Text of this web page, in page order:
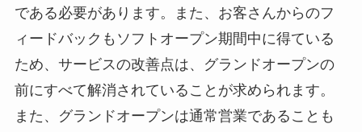
である必要があります。また、お客さんからのフ
ィードバックもソフトオープン期間中に得ている
ため、サービスの改善点は、グランドオープンの
前にすべて解消されていることが求められます。
また、グランドオープンは通常営業であることも